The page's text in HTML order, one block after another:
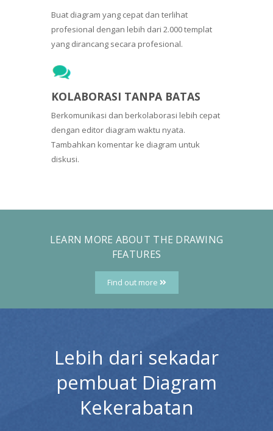
Buat diagram yang cepat dan terlihat
profesional dengan lebih dari 2.000 templat
yang dirancang secara profesional.
KOLABORASI TANPA BATAS
Berkomunikasi dan berkolaborasi lebih cepat
dengan editor diagram waktu nyata.
Tambahkan komentar ke diagram untuk
diskusi.
LEARN MORE ABOUT THE DRAWING
FEATURES
Find out more
Lebih dari sekadar
pembuat Diagram
Kekerabatan